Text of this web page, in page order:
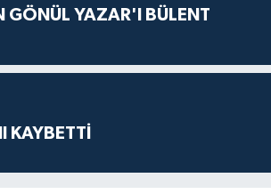
GÖNÜL YAZAR'I BÜLENT
KAYBETTİ